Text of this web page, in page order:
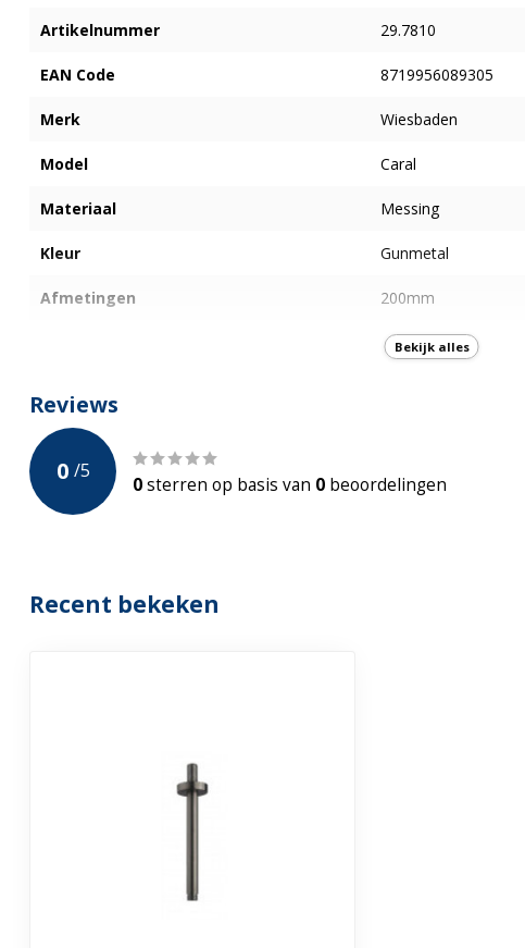
Artikelnummer 29.7810
EAN Code 8719956089305
Merk Wiesbaden
Model Caral
Materiaal Messing
Kleur Gunmetal
Afmetingen 200mm
Incl. roset
Garantie
Bekijk alles
Reviews
0 /5
0sterren op basis van 0 beoordelingen
Recent bekeken